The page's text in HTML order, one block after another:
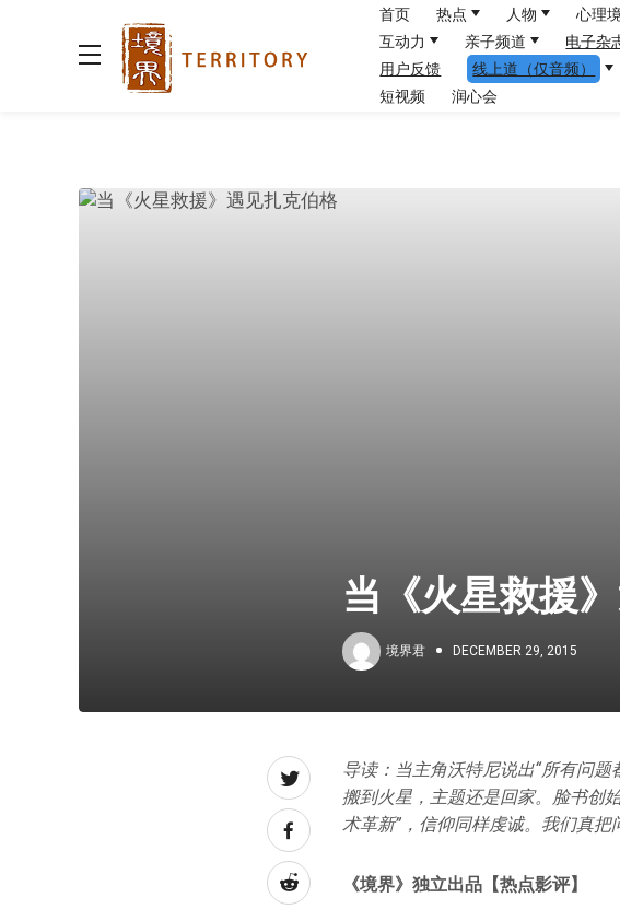
首页 热点 人物 心理
互动力
亲子频道 电子杂
用户反馈
线上道（仅音频）
短视频
润心会
当《火星救援
境界君 DECEMBER 29, 2015
导读：当主角沃特尼说出“所有问
搬到火星，主题还是回家。脸书创
术革新”，信仰同样虔诚。我们真
《境界》独立出品【热点影评】